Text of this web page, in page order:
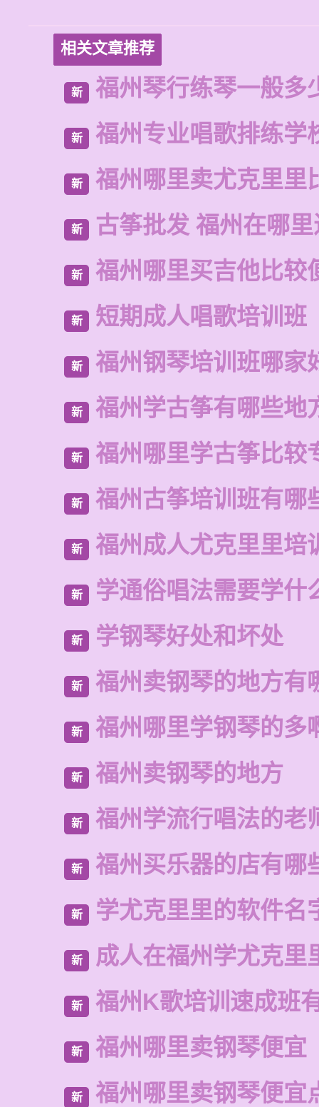
相关文章推荐
新 福州琴行练琴一般多
新 福州专业唱歌排练学
新 福州哪里卖尤克里里
新 古筝批发 福州在哪
新 福州哪里买吉他比较
新 短期成人唱歌培训班
新 福州钢琴培训班哪家
新 福州学古筝有哪些地
新 福州哪里学古筝比较
新 福州古筝培训班有哪
新 福州成人尤克里里培
新 学通俗唱法需要学什
新 学钢琴好处和坏处
新 福州卖钢琴的地方有
新 福州哪里学钢琴的多
新 福州卖钢琴的地方
新 福州学流行唱法的老
新 福州买乐器的店有哪
新 学尤克里里的软件名
新 成人在福州学尤克里
新 福州K歌培训速成班
新 福州哪里卖钢琴便宜
新 福州哪里卖钢琴便宜